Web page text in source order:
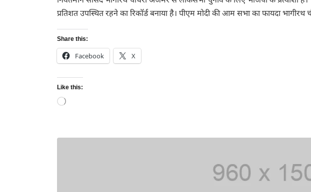
प्रतिशत उपस्थित रहने का रिकॉर्ड बनाया है। पीएम मोदी की आम सभा का फायदा
Share this:
Facebook X
Like this:
Loading…